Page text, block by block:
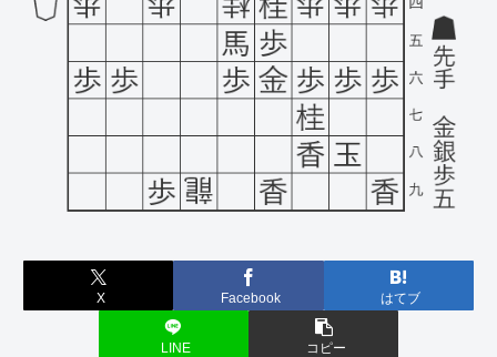
X Facebook はてブ
LINE コピー